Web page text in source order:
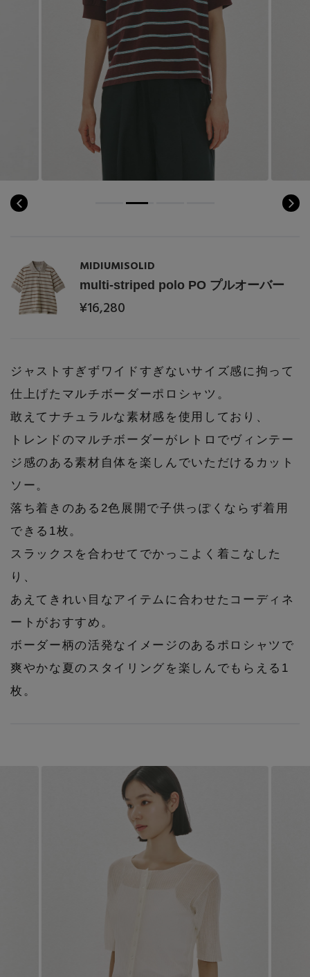
Stay inthe Loop
ELLE SHOP 公式アプリ
MIDIUMISOLID
multi-striped polo PO プルオーバー
¥16,280
ジャストすぎずワイドすぎないサイズ感に拘って
仕上げたマルチボーダーポロシャツ。
敢えてナチュラルな素材感を使用しており、
トレンドのマルチボーダーがレトロでヴィンテー
ジ感のある素材自体を楽しんでいただけるカット
ソー。
落ち着きのある2色展開で子供っぽくならず着用
できる1枚。
スラックスを合わせてでかっこよく着こなした
り、
あえてきれい目なアイテムに合わせたコーディネ
ートがおすすめ。
ボーダー柄の活発なイメージのあるポロシャツで
爽やかな夏のスタイリングを楽しんでもらえる1
枚。